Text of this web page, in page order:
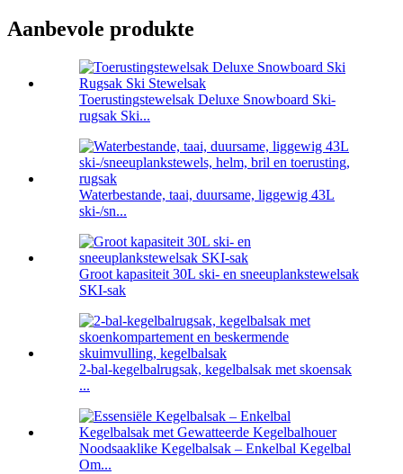
Aanbevole produkte
Toerustingstewelsak Deluxe Snowboard Ski-
rugsak Ski...
Waterbestande, taai, duursame, liggewig 43L
ski-/sn...
Groot kapasiteit 30L ski- en sneeuplankstewelsak
SKI-sak
2-bal-kegelbalrugsak, kegelbalsak met skoensak
...
Noodsaaklike Kegelbalsak – Enkelbal Kegelbal
Om...